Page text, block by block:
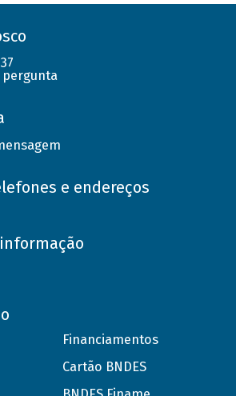
pergunta
e endereços
Financiamentos
Cartão BNDES